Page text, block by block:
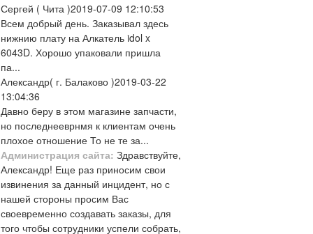
Сергей ( Чита )2019-07-09 12:10:53
Всем добрый день. Заказывал здесь
нижнию плату на Алкатель idol x
6043D. Хорошо упаковали пришла
па...
Александр( г. Балаково )2019-03-22
13:04:36
Давно беру в этом магазине запчасти,
но последнееврнмя к клиентам очень
плохое отношение То не те за...
Администрация сайта: Здравствуйте,
Александр! Еще раз приносим свои
извинения за данный инцидент, но с
нашей стороны просим Вас
своевременно создавать заказы, для
того чтобы сотрудники успели собрать,